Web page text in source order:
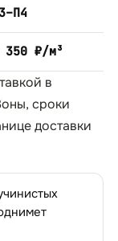
350 ₽/м³
в
сроки
доставки